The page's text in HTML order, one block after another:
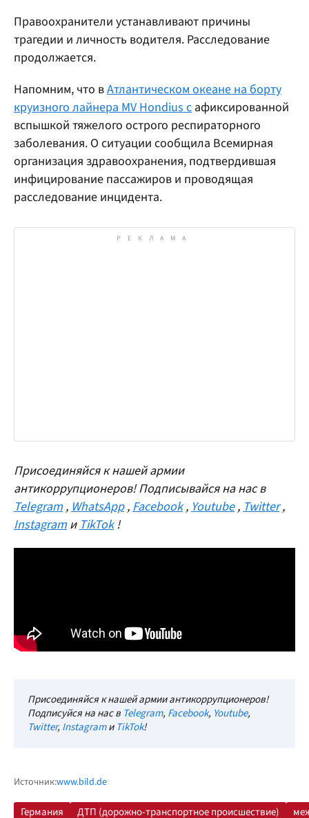
Правоохранители устанавливают причины
трагедии и личность водителя. Расследование
продолжается.
Напомним, что вАтлантическом океане на борту
круизного лайнера MV Hondius с афиксированной
вспышкой тяжелого острого респираторного
заболевания. О ситуации сообщила Всемирная
организация здравоохранения, подтвердившая
инфицирование пассажиров и проводящая
расследование инцидента.
Присоединяйся к нашей армии
антикоррупционеров! Подписывайся на нас в
Telegram ,WhatsApp ,Facebook ,Youtube ,Twitter ,
Instagram иTikTok !
Присоединяйся к нашей армии антикоррупционеров!
Подписуйся на нас в Telegram, Facebook, Youtube,
Twitter, InstagramиTikTok!
Источник:www.bild.de
Германия ДТП (дорожно-транспортное происшествие)